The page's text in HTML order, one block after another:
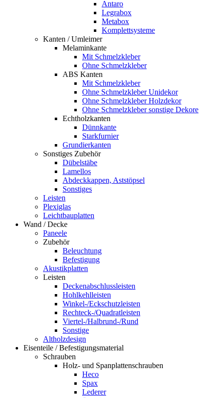
Antaro
Legrabox
Metabox
Komplettsysteme
Kanten / Umleimer
Melaminkante
Mit Schmelzkleber
Ohne Schmelzkleber
ABS Kanten
Mit Schmelzkleber
Ohne Schmelzkleber Unidekor
Ohne Schmelzkleber Holzdekor
Ohne Schmelzkleber sonstige Dekore
Echtholzkanten
Dünnkante
Starkfurnier
Grundierkanten
Sonstiges Zubehör
Dübelstäbe
Lamellos
Abdeckkappen, Aststöpsel
Sonstiges
Leisten
Plexiglas
Leichtbauplatten
Wand / Decke
Paneele
Zubehör
Beleuchtung
Befestigung
Akustikplatten
Leisten
Deckenabschlussleisten
Hohlkehlleisten
Winkel-/Eckschutzleisten
Rechteck-/Quadratleisten
Viertel-/Halbrund-/Rund
Sonstige
Altholzdesign
Eisenteile / Befestigungsmaterial
Schrauben
Holz- und Spanplattenschrauben
Heco
Spax
Lederer